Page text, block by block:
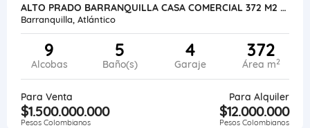
ALTO PRADO BARRANQUILLA CASA COMERCIAL 372 M2 LOTE 320 M2 ESTRATO 4
Barranquilla, Atlántico
9
Alcobas
5
Baño(s)
4
Garaje
372
Área m2
Para Venta
$1.500.000.000
Pesos Colombianos
Para Alquiler
$12.000.000
Pesos Colombianos